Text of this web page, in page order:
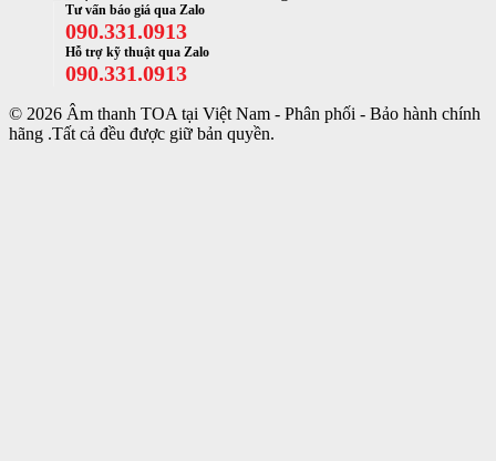
Tư vấn báo giá qua Zalo
090.331.0913
Hỗ trợ kỹ thuật qua Zalo
090.331.0913
© 2026 Âm thanh TOA tại Việt Nam - Phân phối - Bảo hành chính
hãng .Tất cả đều được giữ bản quyền.